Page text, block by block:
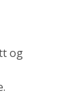
og